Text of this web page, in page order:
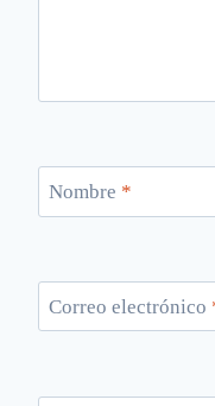
Nombre *
Correo electrónico